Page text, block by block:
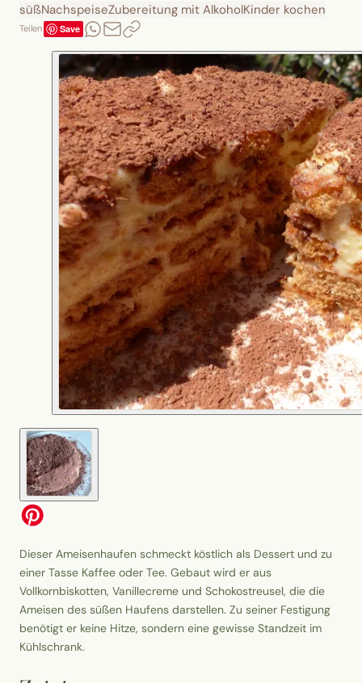
süßNachspeiseZubereitung mit AlkoholKinder kochen
Teilen Save
Dieser Ameisenhaufen schmeckt köstlich als Dessert und zu
einer Tasse Kaffee oder Tee. Gebaut wird er aus
Vollkornbiskotten, Vanillecreme und Schokostreusel, die die
Ameisen des süßen Haufens darstellen. Zu seiner Festigung
benötigt er keine Hitze, sondern eine gewisse Standzeit im
Kühlschrank.